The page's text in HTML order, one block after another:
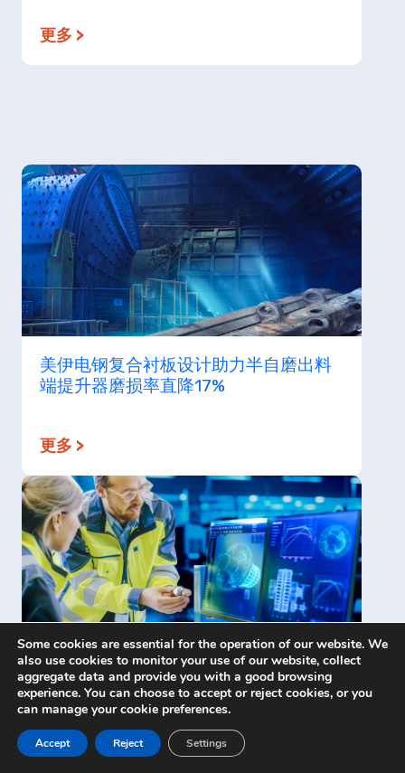
更多 >
美伊电钢复合衬板设计助力半自磨出料
端提升器磨损率直降17%
更多 >
美伊电钢生产咨询服务——提升破碎设备
的作业指标
更多 >
Some cookies are essential for the operation of our website. We
also use cookies to monitor your use of our website, collect
aggregate data and provide you with a good browsing
experience. You can choose to accept or reject cookies, or you
can manage your cookie preferences.
Accept Reject Settings